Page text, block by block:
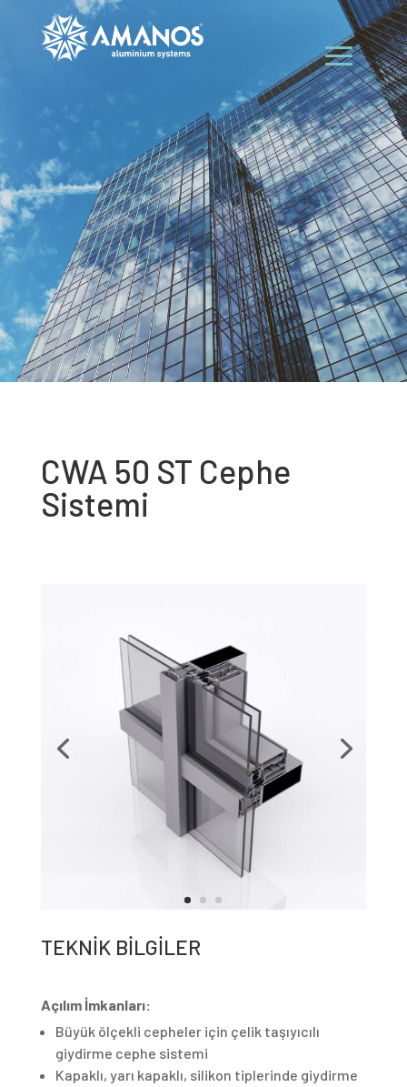
CWA 50 ST Cephe
Sistemi
TEKNİK BİLGİLER
Açılım İmkanları:
Büyük ölçekli cepheler için çelik taşıyıcılı
giydirme cephe sistemi
Kapaklı, yarı kapaklı, silikon tiplerinde giydirme